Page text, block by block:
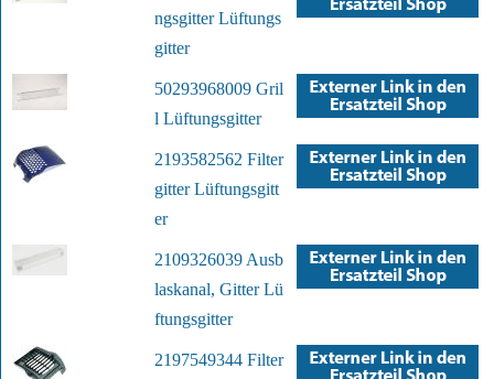
ngsgitter Lüftungs
gitter
50293968009 Gril
l Lüftungsgitter
2193582562 Filter
gitter Lüftungsgitt
er
2109326039 Ausb
laskanal, Gitter Lü
ftungsgitter
2197549344 Filter